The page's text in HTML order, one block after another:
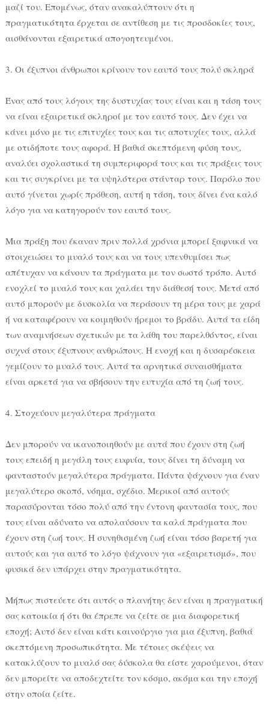
μαζί του. Επομένως, όταν ανακαλύπτουν ότι η
πραγματικότητα έρχεται σε αντίθεση με τις προσδοκίες τους,
αισθάνονται εξαιρετικά απογοητευμένοι.
3. Οι έξυπνοι άνθρωποι κρίνουν τον εαυτό τους πολύ σκληρά
Ένας από τους λόγους της δυστυχίας τους είναι και η τάση τους
να είναι εξαιρετικά σκληροί με τον εαυτό τους. Δεν έχει να
κάνει μόνο με τις επιτυχίες τους και τις αποτυχίες τους, αλλά
με οτιδήποτε τους αφορά. Η βαθιά σκεπτόμενη φύση τους,
αναλύει σχολαστικά τη συμπεριφορά τους και τις πράξεις τους
και τις συγκρίνει με τα υψηλότερα στάνταρ τους. Παρόλο που
αυτό γίνεται χωρίς πρόθεση, αυτή η τάση, τους δίνει ένα καλό
λόγο για να κατηγορούν τον εαυτό τους.
Μια πράξη που έκαναν πριν πολλά χρόνια μπορεί ξαφνικά να
στοιχειώσει το μυαλό τους και να τους υπενθυμίσει πως
απέτυχαν να κάνουν τα πράγματα με τον σωστό τρόπο. Αυτό
ενοχλεί το μυαλό τους και χαλάει την διάθεσή τους. Μετά από
αυτό μπορούν με δυσκολία να περάσουν τη μέρα τους με χαρά
ή να καταφέρουν να κοιμηθούν ήρεμοι το βράδυ. Αυτά τα είδη
των αναμνήσεων σχετικών με τα λάθη του παρελθόντος, είναι
συχνά στους έξυπνους ανθρώπους. Η ενοχή και η δυσαρέσκεια
γεμίζουν το μυαλό τους. Αυτά τα αρνητικά συναισθήματα
είναι αρκετά για να σβήσουν την ευτυχία από τη ζωή τους.
4. Στοχεύουν μεγαλύτερα πράγματα
Δεν μπορούν να ικανοποιηθούν με αυτά που έχουν στη ζωή
τους επειδή η μεγάλη τους ευφυία, τους δίνει τη δύναμη να
φανταστούν μεγαλύτερα πράγματα. Πάντα ψάχνουν για έναν
μεγαλύτερο σκοπό, νόημα, σχέδιο. Μερικοί από αυτούς
παρασύρονται τόσο πολύ από την έντονη φαντασία τους, που
τους είναι αδύνατο να απολαύσουν τα καλά πράγματα που
έχουν στη ζωή τους. Η συνηθισμένη ζωή είναι τόσο βαρετή για
αυτούς και για αυτό το λόγο ψάχνουν για «εξαιρετισμό», που
φυσικά δεν υπάρχει στην πραγματικότητα.
Μήπως πιστεύετε ότι αυτός ο πλανήτης δεν είναι η πραγματική
σας κατοικία ή ότι θα έπρεπε να ζείτε σε μια διαφορετική
εποχή; Αυτό δεν είναι κάτι καινούργιο για μια έξυπνη, βαθιά
σκεπτόμενη προσωπικότητα. Με τέτοιες σκέψεις να
κατακλύζουν το μυαλό σας δύσκολα θα είστε χαρούμενοι, όταν
δεν μπορείτε να αποδεχτείτε τον κόσμο, ακόμα και την εποχή
στην οποία ζείτε.